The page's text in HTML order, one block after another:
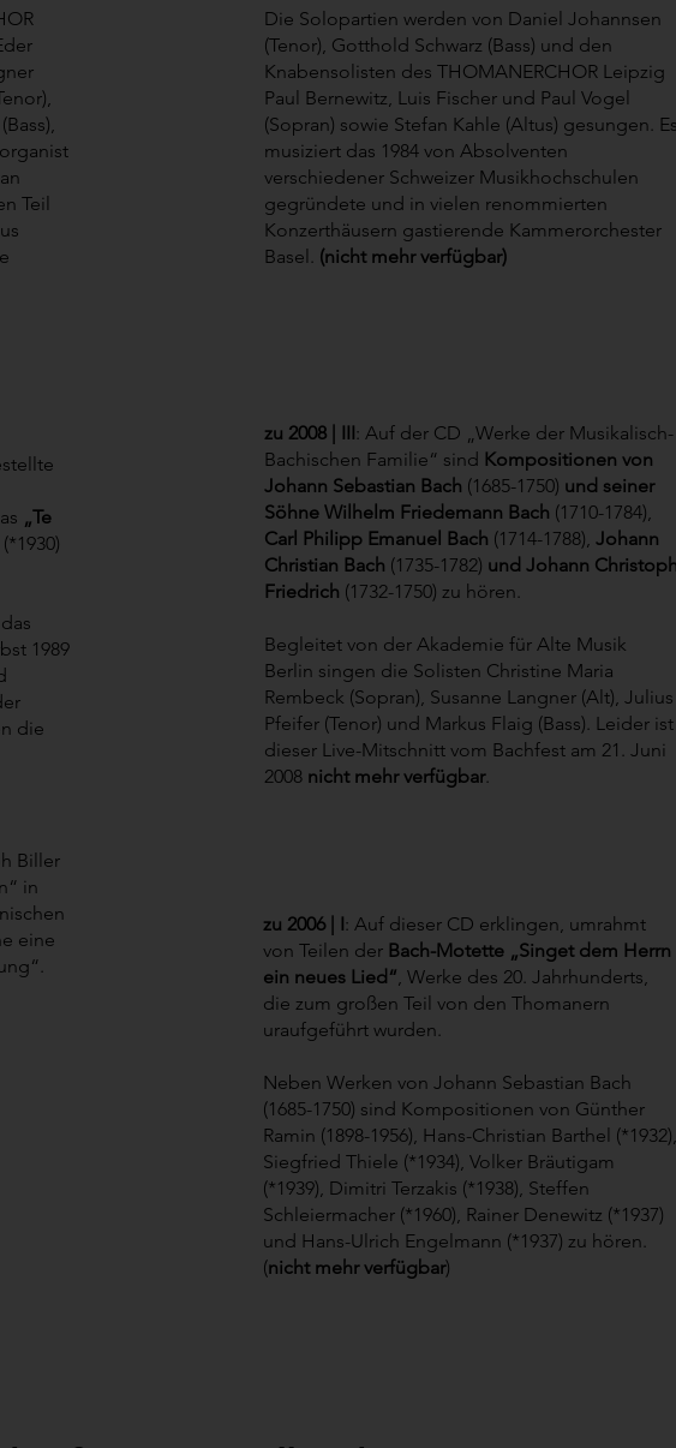
Teil
Die Solopartien werden von Daniel Johannsen
(Tenor), Gotthold Schwarz (Bass) und den
Knabensolisten des THOMANERCHOR Leipzig
Paul Bernewitz, Luis Fischer und Paul Vogel
(Sopran) sowie Stefan Kahle (Altus) gesungen. Es
musiziert das 1984 von Absolventen
verschiedener Schweizer Musikhochschulen
gegründete und in vielen renommierten
Konzerthäusern gastierende Kammerorchester
Basel. (nicht mehr verfügbar)
„Te
(*1930)
1989
die
Biller
in
eine
zu 2008 | III: Auf der CD „Werke der Musikalisch-
Bachischen Familie“ sind Kompositionen von
Johann Sebastian Bach (1685-1750) und seiner
Söhne Wilhelm Friedemann Bach (1710-1784),
Carl Philipp Emanuel Bach (1714-1788), Johann
Christian Bach (1735-1782) und Johann Christoph
Friedrich (1732-1750) zu hören.
Begleitet von der Akademie für Alte Musik
Berlin singen die Solisten Christine Maria
Rembeck (Sopran), Susanne Langner (Alt), Julius
Pfeifer (Tenor) und Markus Flaig (Bass). Leider ist
dieser Live-Mitschnitt vom Bachfest am 21. Juni
2008 nicht mehr verfügbar.
zu 2006 | I: Auf dieser CD erklingen, umrahmt
von Teilen der Bach-Motette „Singet dem Herrn
ein neues Lied“, Werke des 20. Jahrhunderts,
die zum großen Teil von den Thomanern
uraufgeführt wurden.
Neben Werken von Johann Sebastian Bach
(1685-1750) sind Kompositionen von Günther
Ramin (1898-1956), Hans-Christian Barthel (*1932),
Siegfried Thiele (*1934), Volker Bräutigam
(*1939), Dimitri Terzakis (*1938), Steffen
Schleiermacher (*1960), Rainer Denewitz (*1937)
und Hans-Ulrich Engelmann (*1937) zu hören.
(nicht mehr verfügbar)